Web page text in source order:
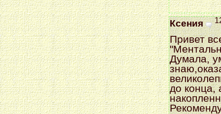
Ксения
Привет
Думала,
до конца,